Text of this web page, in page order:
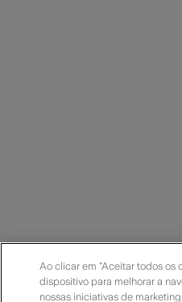
Ao clicar em "Aceitar todos os
dispositivo para melhorar a
nossas iniciativas de marketing.